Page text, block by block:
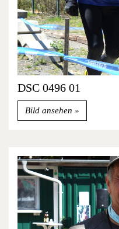
DSC 0496 01
Bild ansehen